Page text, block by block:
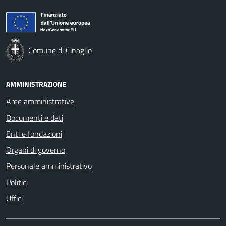
Comune di Cinaglio
AMMINISTRAZIONE
Aree amministrative
Documenti e dati
Enti e fondazioni
Organi di governo
Personale amministrativo
Politici
Uffici